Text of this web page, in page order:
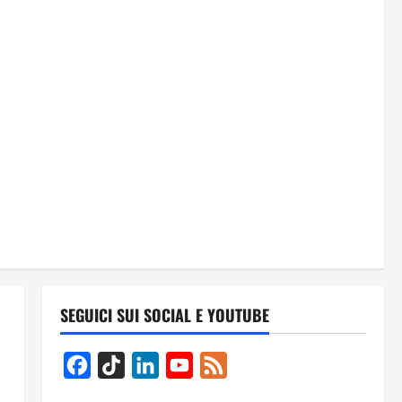
SEGUICI SUI SOCIAL E YOUTUBE
Facebook
TikTok LinkedInYouTube